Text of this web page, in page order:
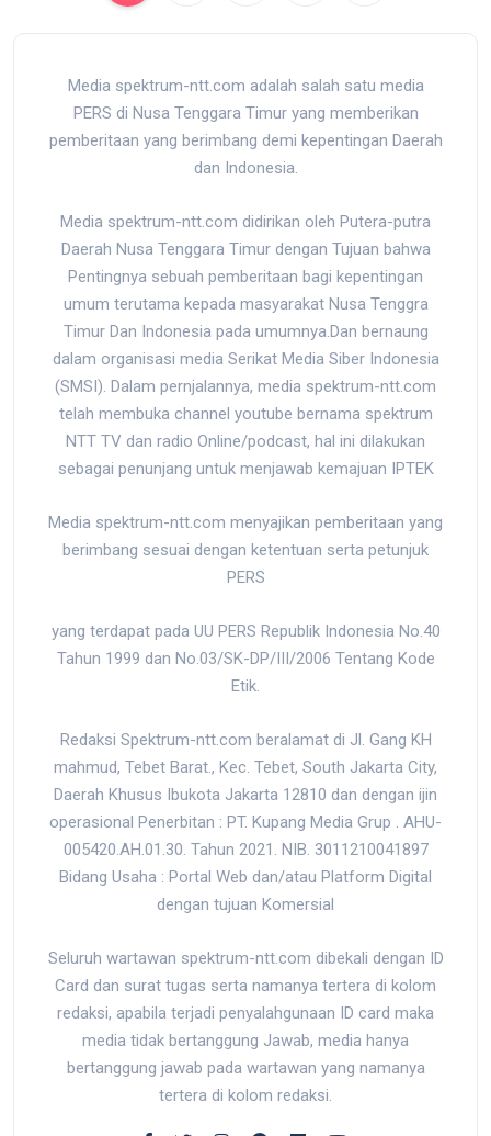
Media spektrum-ntt.com adalah salah satu media
PERS di Nusa Tenggara Timur yang memberikan
pemberitaan yang berimbang demi kepentingan Daerah
dan Indonesia.
Media spektrum-ntt.com didirikan oleh Putera-putra
Daerah Nusa Tenggara Timur dengan Tujuan bahwa
Pentingnya sebuah pemberitaan bagi kepentingan
umum terutama kepada masyarakat Nusa Tenggra
Timur Dan Indonesia pada umumnya.Dan bernaung
dalam organisasi media Serikat Media Siber Indonesia
(SMSI). Dalam pernjalannya, media spektrum-ntt.com
telah membuka channel youtube bernama spektrum
NTT TV dan radio Online/podcast, hal ini dilakukan
sebagai penunjang untuk menjawab kemajuan IPTEK
Media spektrum-ntt.com menyajikan pemberitaan yang
berimbang sesuai dengan ketentuan serta petunjuk
PERS
yang terdapat pada UU PERS Republik Indonesia No.40
Tahun 1999 dan No.03/SK-DP/III/2006 Tentang Kode
Etik.
Redaksi Spektrum-ntt.com beralamat di Jl. Gang KH
mahmud, Tebet Barat., Kec. Tebet, South Jakarta City,
Daerah Khusus Ibukota Jakarta 12810 dan dengan ijin
operasional Penerbitan : PT. Kupang Media Grup . AHU-
005420.AH.01.30. Tahun 2021. NIB. 3011210041897
Bidang Usaha : Portal Web dan/atau Platform Digital
dengan tujuan Komersial
Seluruh wartawan spektrum-ntt.com dibekali dengan ID
Card dan surat tugas serta namanya tertera di kolom
redaksi, apabila terjadi penyalahgunaan ID card maka
media tidak bertanggung Jawab, media hanya
bertanggung jawab pada wartawan yang namanya
tertera di kolom redaksi.